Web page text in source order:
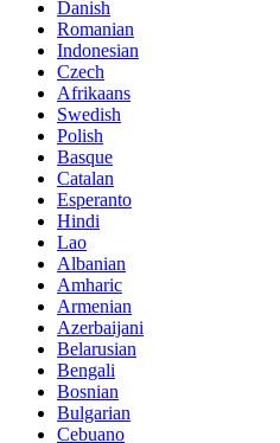
Danish
Romanian
Indonesian
Czech
Afrikaans
Swedish
Polish
Basque
Catalan
Esperanto
Hindi
Lao
Albanian
Amharic
Armenian
Azerbaijani
Belarusian
Bengali
Bosnian
Bulgarian
Cebuano